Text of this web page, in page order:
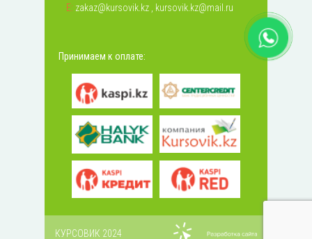
Е: zakaz@kursovik.kz kursovik.kz@mail.ru
Принимаем к оплате:
КУРСОВИК 2024